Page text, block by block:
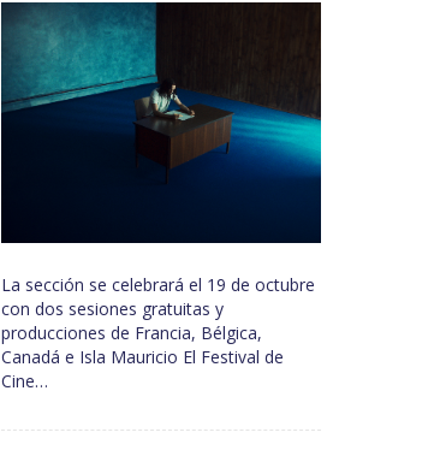
La sección se celebrará el 19 de octubre
con dos sesiones gratuitas y
producciones de Francia, Bélgica,
Canadá e Isla Mauricio El Festival de
Cine…